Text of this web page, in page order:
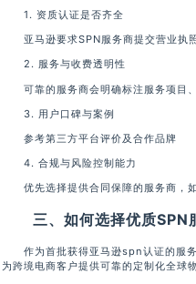
1. 资质认证是否齐全
亚马逊要求SPN服务商提交营业执照
2. 服务与收费透明性
可靠的服务商会明确标注服务项目、
3. 用户口碑与案例
参考第三方平台评价及合作品牌
4. 合规与风险控制能力
优先选择提供合同保障的服务商，如
三、如何选择优质SPN
作为首批获得亚马逊spn认证的服务
为跨境电商客户提供可靠的定制化全球